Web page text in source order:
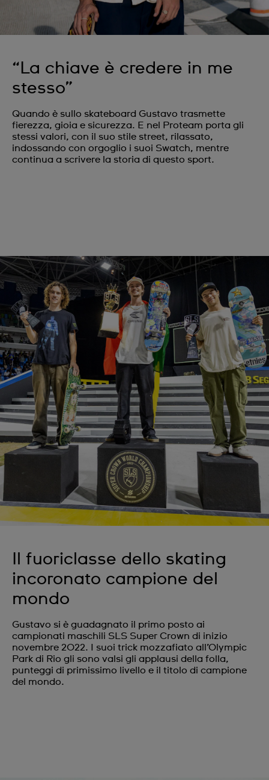
“La chiave è credere in me
stesso”
Quando è sullo skateboard Gustavo trasmette
fierezza, gioia e sicurezza. E nel Proteam porta gli
stessi valori, con il suo stile street, rilassato,
indossando con orgoglio i suoi Swatch, mentre
continua a scrivere la storia di questo sport.
Il fuoriclasse dello skating
incoronato campione del
mondo
Gustavo si è guadagnato il primo posto ai
campionati maschili SLS Super Crown di inizio
novembre 2022. I suoi trick mozzafiato all’Olympic
Park di Rio gli sono valsi gli applausi della folla,
punteggi di primissimo livello e il titolo di campione
del mondo.